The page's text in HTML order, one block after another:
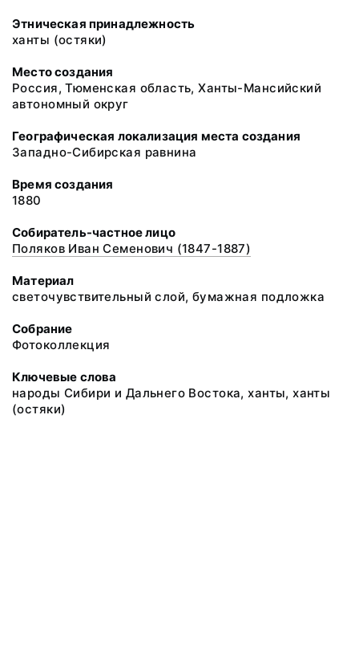
Этническая принадлежность
ханты (остяки)
Место создания
Россия, Тюменская область, Ханты-Мансийский
автономный округ
Географическая локализация места создания
Западно-Сибирская равнина
Время создания
1880
Собиратель-частное лицо
Поляков Иван Семенович (1847-1887)
Материал
светочувствительный слой, бумажная подложка
Собрание
Фотоколлекция
Ключевые слова
народы Сибири и Дальнего Востока, ханты, ханты
(остяки)